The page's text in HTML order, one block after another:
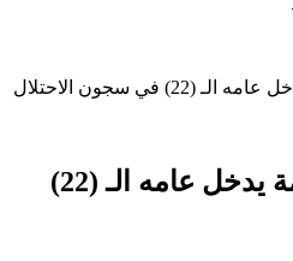
في سجون الاحتلال
الأسير محمد المقادمة يدخل عامه الـ (22)